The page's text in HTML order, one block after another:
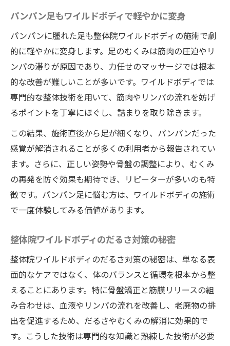
パンパン足もワイルドボディで軽やかに変身
パンパンに腫れた足も整体院ワイルドボディの施術で劇
的に軽やかに変身します。足のむくみは筋肉の圧迫やリ
ンパの滞りが原因であり、力任せのマッサージでは根本
的な改善が難しいことが多いです。ワイルドボディでは
専門的な整体技術を用いて、筋肉やリンパの流れを妨げ
るポイントを丁寧にほぐし、詰まりを取り除きます。
この結果、施術直後から足が細くなり、パンパンだった
感覚が解消されることが多くの利用者から報告されてい
ます。さらに、正しい姿勢や骨盤の調整により、むくみ
の再発を防ぐ効果も期待でき、リピーターが多いのも特
徴です。パンパン足に悩む方は、ワイルドボディの施術
で一度体験してみる価値があります。
整体院ワイルドボディのだるさ対策の秘密
整体院ワイルドボディのだるさ対策の秘密は、単なる表
面的なケアではなく、体のバランスと循環を根本から整
えることにあります。特に骨盤矯正と筋膜リリースの組
み合わせは、血液やリンパの流れを改善し、老廃物の排
出を促進するため、だるさやむくみの解消に効果的で
す。こうした技術は専門的な知識と熟練した技術が必要